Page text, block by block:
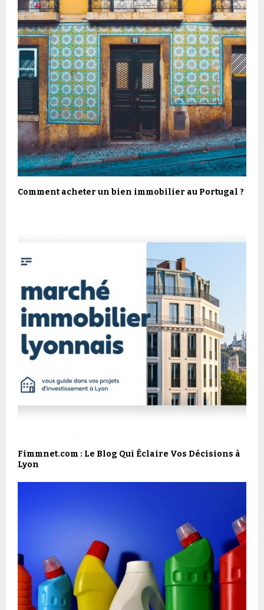
Comment acheter un bien immobilier au Portugal ?
Fimmnet.com : Le Blog Qui Éclaire Vos Décisions à
Lyon